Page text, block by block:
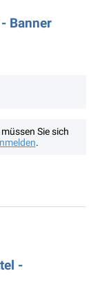
Banner
Sie sich
.
-